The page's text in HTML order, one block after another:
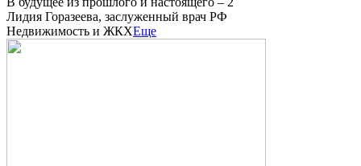
Лидия Горазеева, заслуженный врач РФ
Недвижимость и ЖКХЕще